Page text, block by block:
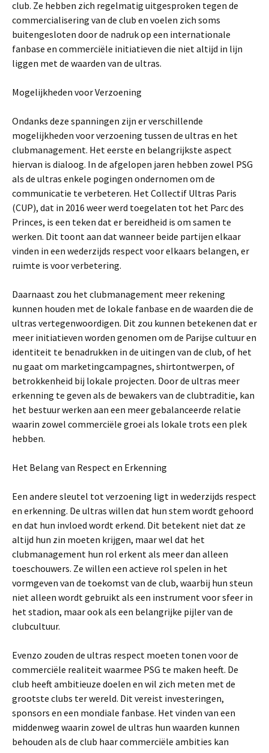
club. Ze hebben zich regelmatig uitgesproken tegen de
commercialisering van de club en voelen zich soms
buitengesloten door de nadruk op een internationale
fanbase en commerciële initiatieven die niet altijd in lijn
liggen met de waarden van de ultras.
Mogelijkheden voor Verzoening
Ondanks deze spanningen zijn er verschillende
mogelijkheden voor verzoening tussen de ultras en het
clubmanagement. Het eerste en belangrijkste aspect
hiervan is dialoog. In de afgelopen jaren hebben zowel PSG
als de ultras enkele pogingen ondernomen om de
communicatie te verbeteren. Het Collectif Ultras Paris
(CUP), dat in 2016 weer werd toegelaten tot het Parc des
Princes, is een teken dat er bereidheid is om samen te
werken. Dit toont aan dat wanneer beide partijen elkaar
vinden in een wederzijds respect voor elkaars belangen, er
ruimte is voor verbetering.
Daarnaast zou het clubmanagement meer rekening
kunnen houden met de lokale fanbase en de waarden die de
ultras vertegenwoordigen. Dit zou kunnen betekenen dat er
meer initiatieven worden genomen om de Parijse cultuur en
identiteit te benadrukken in de uitingen van de club, of het
nu gaat om marketingcampagnes, shirtontwerpen, of
betrokkenheid bij lokale projecten. Door de ultras meer
erkenning te geven als de bewakers van de clubtraditie, kan
het bestuur werken aan een meer gebalanceerde relatie
waarin zowel commerciële groei als lokale trots een plek
hebben.
Het Belang van Respect en Erkenning
Een andere sleutel tot verzoening ligt in wederzijds respect
en erkenning. De ultras willen dat hun stem wordt gehoord
en dat hun invloed wordt erkend. Dit betekent niet dat ze
altijd hun zin moeten krijgen, maar wel dat het
clubmanagement hun rol erkent als meer dan alleen
toeschouwers. Ze willen een actieve rol spelen in het
vormgeven van de toekomst van de club, waarbij hun steun
niet alleen wordt gebruikt als een instrument voor sfeer in
het stadion, maar ook als een belangrijke pijler van de
clubcultuur.
Evenzo zouden de ultras respect moeten tonen voor de
commerciële realiteit waarmee PSG te maken heeft. De
club heeft ambitieuze doelen en wil zich meten met de
grootste clubs ter wereld. Dit vereist investeringen,
sponsors en een mondiale fanbase. Het vinden van een
middenweg waarin zowel de ultras hun waarden kunnen
behouden als de club haar commerciële ambities kan